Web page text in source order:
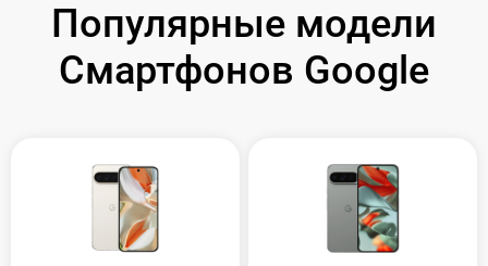
Популярные модели
Смартфонов Google